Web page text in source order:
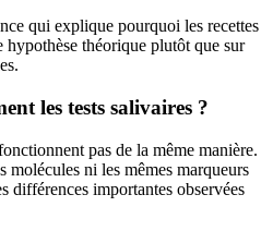
qui explique pourquoi les recettes
hypothèse théorique plutôt que sur
les tests salivaires ?
pas de la même manière.
molécules ni les mêmes marqueurs
différences importantes observées